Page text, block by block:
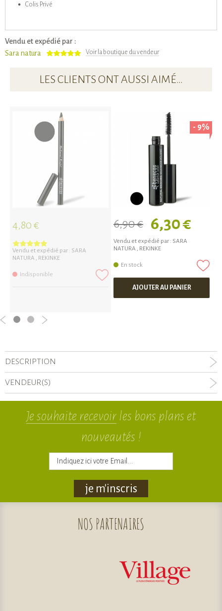
Colis Privé
Vendu et expédié par :
Sara natura
Voir la boutique du vendeur
LES CLIENTS ONT AUSSI AIMÉ…
4,80 €
Vendu et expédié par : SARA
NATURA , REKINKE
Indisponible
- 9%
6,90 € 6,30 €
Vendu et expédié par : SARA
NATURA , REKINKE
En stock
AJOUTER AU PANIER
DESCRIPTION
VENDEUR(S)
Je souhaite recevoirles bons plans et
nouveautés !
je m'inscris
NOS PARTENAIRES